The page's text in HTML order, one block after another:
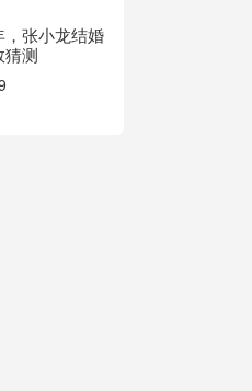
张小龙结婚
猜测